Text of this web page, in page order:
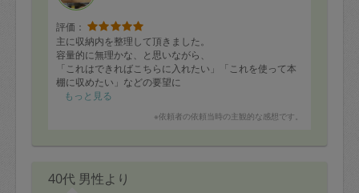
評価：
主に収納内を整理して頂きました。
容量的に無理かな、と思いながら、
「これはできればこちらに入れたい」「これを使って本
棚に収めたい」などの要望に
少しの試行錯誤で収めていただきました。
くお願いします。
もっと見る
※依頼者の依頼当時の主観的な感想です。
40代 男性より